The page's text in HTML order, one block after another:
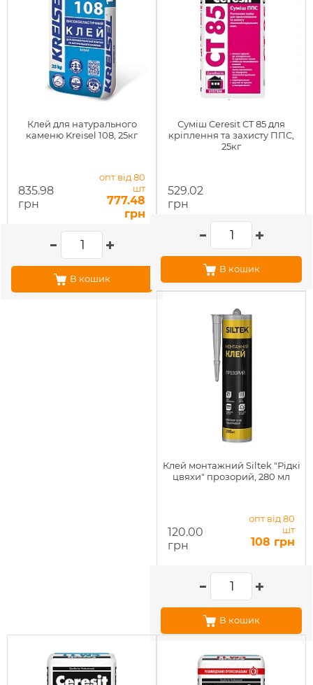
Клей для натурального
каменю Kreisel 108, 25кг
835.98
грн
опт від 80
шт
777.48
грн
В кошик
Суміш Ceresit CT 85 для
кріплення та захисту ППС,
25кг
529.02
грн
В кошик
Клей монтажний Siltek "Рідкі
цвяхи" прозорий, 280 мл
120.00
грн
опт від 80
шт
108 грн
В кошик